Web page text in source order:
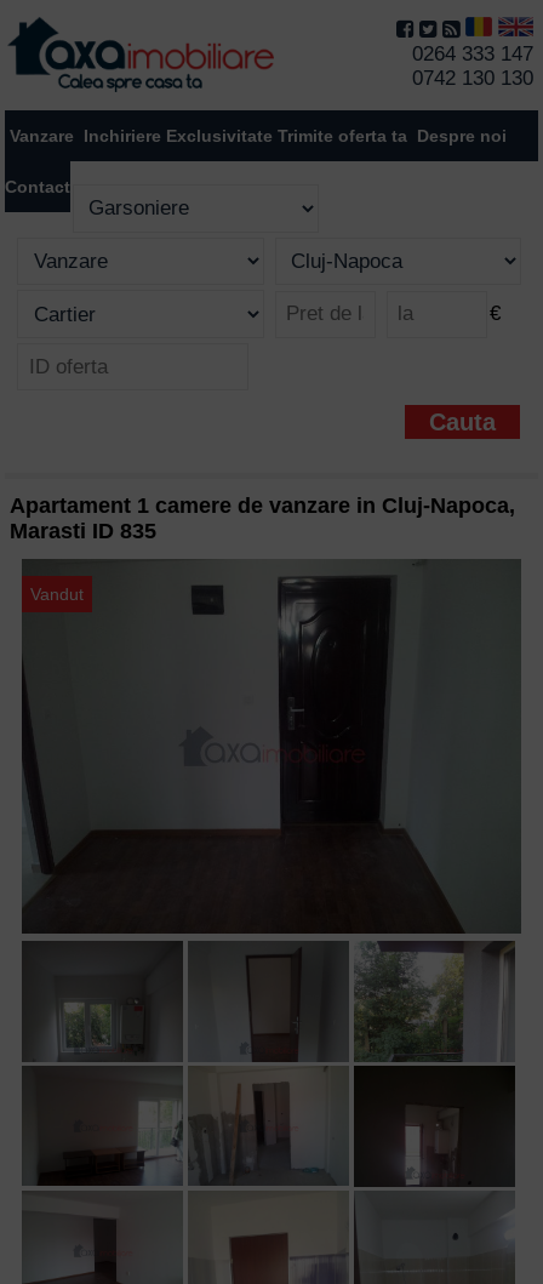
0264 333 147
0742 130 130
Vanzare Inchiriere Exclusivitate Trimite oferta ta Despre noi
Contact
€
Apartament 1 camere de vanzare in Cluj-Napoca,
Marasti ID 835
Vandut